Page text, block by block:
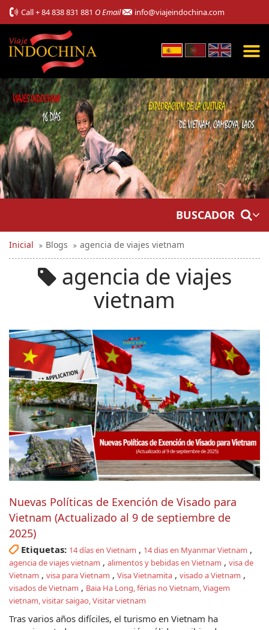
Call+ 84 838 831 881 O Email info@viajeindochina.com
BUSCADOR
Inicial Blogs agencia de viajes vietnam
agencia de viajes
vietnam
Nuevas Políticas de Exención de Visado para
Vietnam (Actualizado al 9 de septiembre de
2025)
Etiquetas: 14 días en Vietnam , 14 dias en Myanmar Vietnam ,
agencia de viajes vietnam , alimentos y bebidas en Vietnam , visa de
Vietnam , visa para Vietnam , Visa Vietnamita , visado a Vietnam ,
visados de Vietnam , Baia Ha Long, férias no Vietnam, Viagem
vietnam, visitar saigao, Visitar vietnam
Tras varios años difíciles, el turismo en Vietnam ha